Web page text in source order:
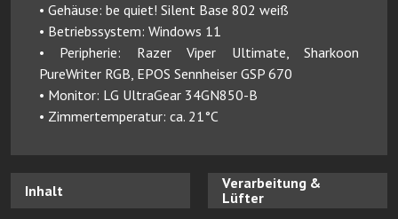
• Gehäuse: be quiet! Silent Base 802 weiß
• Betriebssystem: Windows 11
• Peripherie: Razer Viper Ultimate, Sharkoon
PureWriter RGB, EPOS Sennheiser GSP 670
• Monitor: LG UltraGear 34GN850-B
• Zimmertemperatur: ca. 21°C
Inhalt
Verarbeitung &
Lüfter